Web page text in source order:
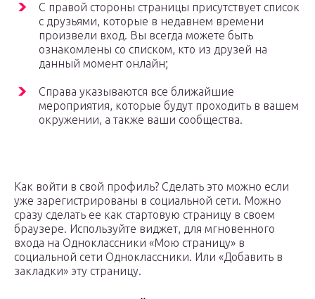
С правой стороны страницы присутствует список
с друзьями, которые в недавнем времени
произвели вход. Вы всегда можете быть
ознакомлены со списком, кто из друзей на
данный момент онлайн;
Справа указываются все ближайшие
мероприятия, которые будут проходить в вашем
окружении, а также ваши сообщества.
Как войти в свой профиль? Сделать это можно если
уже зарегистрированы в социальной сети. Можно
сразу сделать ее как стартовую страницу в своем
браузере. Используйте виджет, для мгновенного
входа на Одноклассники «Мою страницу» в
социальной сети Одноклассники. Или «Добавить в
закладки» эту страницу.